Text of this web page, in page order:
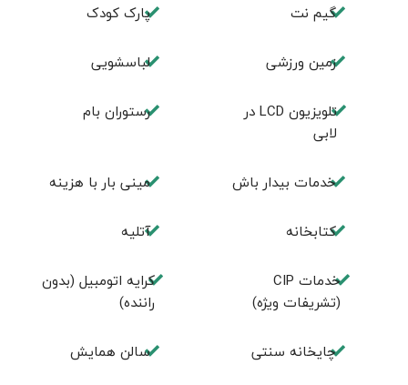
گیم نت پارک کودک
زمین ورزشی لباسشویی
تلويزيون LCD در
لابی
رستوران بام
خدمات بیدار باش مینی بار با هزینه
كتابخانه آتلیه
خدمات CIP
(تشریفات ویژه)
کرایه اتومبیل (بدون
راننده)
چايخانه سنتی سالن همايش